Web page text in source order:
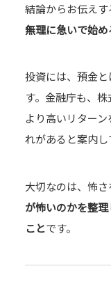
結論からお伝えす
無理に急いで始め
投資には、預金
す。金融庁も、
より高いリター
れがあると案内し
大切なのは、怖さ
が怖いのかを整
ことです。